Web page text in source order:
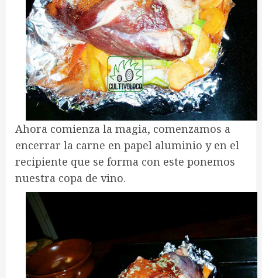
Ahora comienza la magia, comenzamos a
encerrar la carne en papel aluminio y en el
recipiente que se forma con este ponemos
nuestra copa de vino.